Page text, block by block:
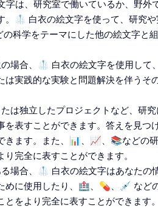
は、研究室で働いているか、野外
。🥼 白衣の絵文字を使って、研究
科学をテーマにした他の絵文字と
場合、🥼 白衣の絵文字を使用して
は実践的な実験と問題解決を伴うそ
は独立したプロジェクトなど、研
を表すことができます。答えを見つ
きます。また、📊、📈、📚などの
完全に表すことができます。
場合、🥼 白衣の絵文字はあなたの
めに使用したり、🏥、💊、💉 など
をより完全に表すことができます。